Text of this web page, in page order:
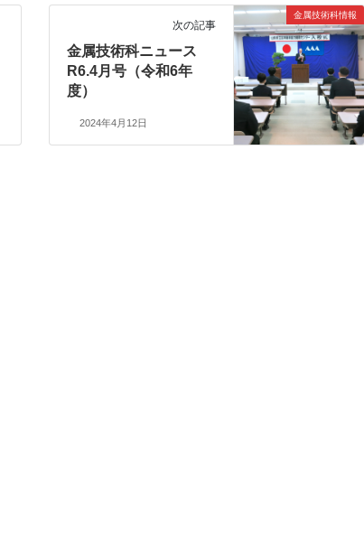
金属技術科情報
次の記事
金属技術科ニュース
R6.4月号（令和6年
度）
2024年4月12日